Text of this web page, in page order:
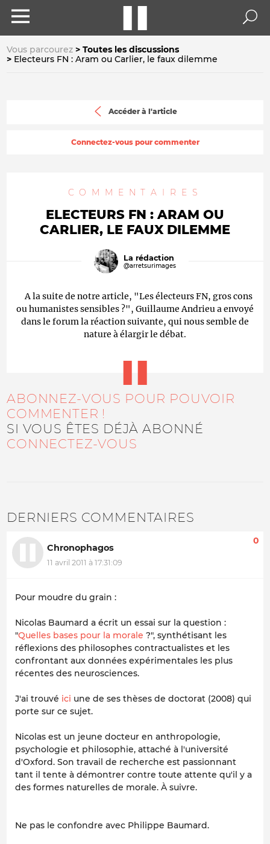
Vous parcourez
Toutes les discussions
Electeurs FN : Aram ou Carlier, le faux dilemme
Accéder à l'article
Connectez-vous pour commenter
COMMENTAIRES
ELECTEURS FN : ARAM OU
CARLIER, LE FAUX DILEMME
La rédaction
@arretsurimages
A la suite de notre article, "Les électeurs FN, gros cons
ou humanistes sensibles ?", Guillaume Andrieu a envoyé
dans le forum la réaction suivante, qui nous semble de
nature à élargir le débat.
ABONNEZ-VOUS POUR POUVOIR
COMMENTER !
SI VOUS ÊTES DÉJÀ ABONNÉ
CONNECTEZ-VOUS
DERNIERS COMMENTAIRES
Chronophagos
11 avril 2011 à 17:31:09
0
Pour moudre du grain :
Nicolas Baumard a écrit un essai sur la question :
"Quelles bases pour la morale ?", synthétisant les
réflexions des philosophes contractualistes et les
confrontant aux données expérimentales les plus
récentes des neurosciences.
J'ai trouvé ici une de ses thèses de doctorat (2008) qui
porte sur ce sujet.
Nicolas est un jeune docteur en anthropologie,
psychologie et philosophie, attaché à l'université
d'Oxford. Son travail de recherche est passionnant
tant il tente à démontrer contre toute attente qu'il y a
des formes naturelles de morale. À suivre.
Ne pas le confondre avec Philippe Baumard.